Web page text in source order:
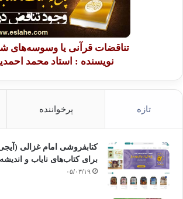
تناقضات قرآنی یا وسوسه‌های
نویسنده : استاد محمد
تازه پرخواننده
کتابفروشی امام غزالی
برای کتاب‌های نایاب و
۰۵/۰۳/۱۹